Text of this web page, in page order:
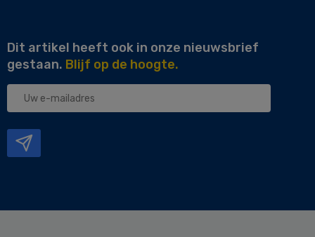
Dit artikel heeft ook in onze nieuwsbrief
gestaan. Blijf op de hoogte.
Uw